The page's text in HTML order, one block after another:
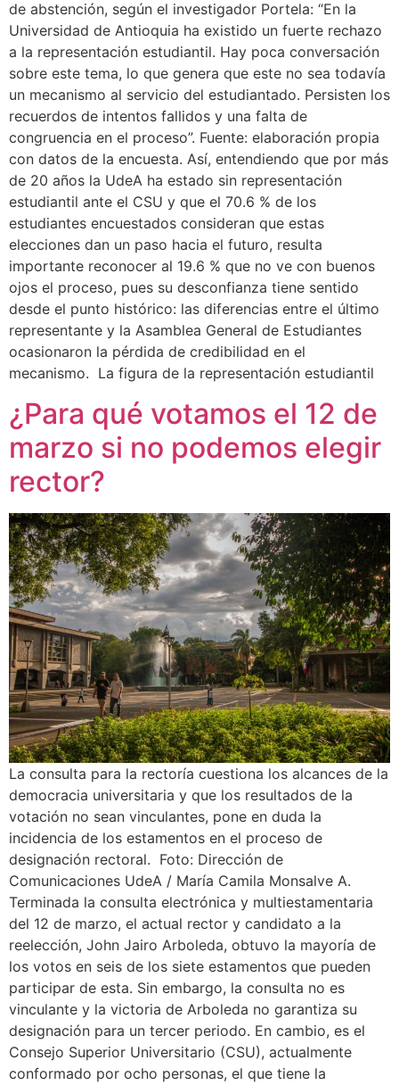
de abstención, según el investigador Portela: “En la
Universidad de Antioquia ha existido un fuerte rechazo
a la representación estudiantil. Hay poca conversación
sobre este tema, lo que genera que este no sea todavía
un mecanismo al servicio del estudiantado. Persisten los
recuerdos de intentos fallidos y una falta de
congruencia en el proceso”. Fuente: elaboración propia
con datos de la encuesta. Así, entendiendo que por más
de 20 años la UdeA ha estado sin representación
estudiantil ante el CSU y que el 70.6 % de los
estudiantes encuestados consideran que estas
elecciones dan un paso hacia el futuro, resulta
importante reconocer al 19.6 % que no ve con buenos
ojos el proceso, pues su desconfianza tiene sentido
desde el punto histórico: las diferencias entre el último
representante y la Asamblea General de Estudiantes
ocasionaron la pérdida de credibilidad en el
mecanismo. La figura de la representación estudiantil
¿Para qué votamos el 12 de
marzo si no podemos elegir
rector?
La consulta para la rectoría cuestiona los alcances de la
democracia universitaria y que los resultados de la
votación no sean vinculantes, pone en duda la
incidencia de los estamentos en el proceso de
designación rectoral. Foto: Dirección de
Comunicaciones UdeA / María Camila Monsalve A.
Terminada la consulta electrónica y multiestamentaria
del 12 de marzo, el actual rector y candidato a la
reelección, John Jairo Arboleda, obtuvo la mayoría de
los votos en seis de los siete estamentos que pueden
participar de esta. Sin embargo, la consulta no es
vinculante y la victoria de Arboleda no garantiza su
designación para un tercer periodo. En cambio, es el
Consejo Superior Universitario (CSU), actualmente
conformado por ocho personas, el que tiene la